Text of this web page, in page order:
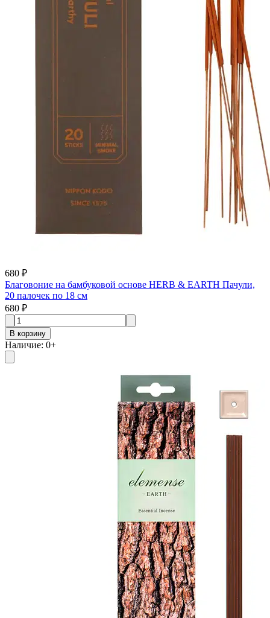
680 ₽
Благовоние на бамбуковой основе HERB & EARTH Пачули,
20 палочек по 18 см
680 ₽
В корзину
Наличие: 0+